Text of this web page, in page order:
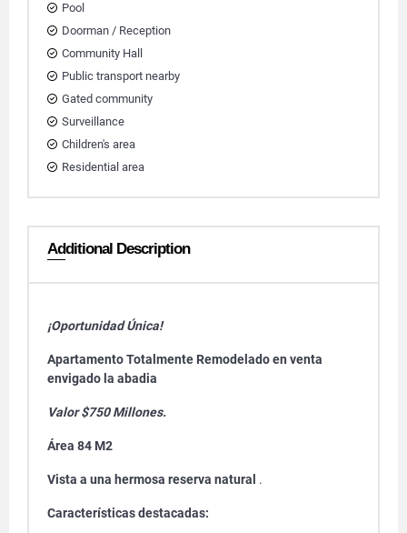
Pool
Doorman / Reception
Community Hall
Public transport nearby
Gated community
Surveillance
Children's area
Residential area
Additional Description
¡Oportunidad Única!
Apartamento Totalmente Remodelado en venta
envigado la abadia
Valor $750 Millones.
Área 84 M2
Vista a una hermosa reserva natural .
Características destacadas: